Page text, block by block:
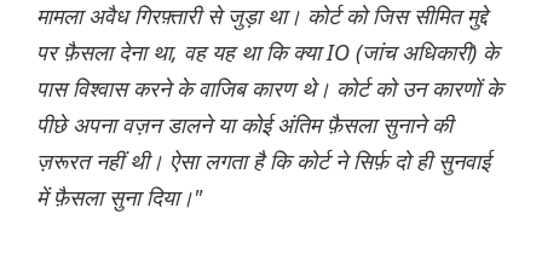
मामला अवैध गिरफ़्तारी से जुड़ा था। कोर्ट को जिस सीमित मुद्दे
पर फ़ैसला देना था, वह यह था कि क्या IO (जांच अधिकारी) के
पास विश्वास करने के वाजिब कारण थे। कोर्ट को उन कारणों के
पीछे अपना वज़न डालने या कोई अंतिम फ़ैसला सुनाने की
ज़रूरत नहीं थी। ऐसा लगता है कि कोर्ट ने सिर्फ़ दो ही सुनवाई
में फ़ैसला सुना दिया।"